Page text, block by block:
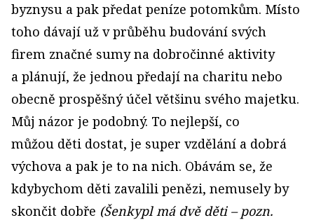
byznysu a pak předat peníze potomkům. Místo
toho dávají už v průběhu budování svých
firem značné sumy na dobročinné aktivity
a plánují, že jednou předají na charitu nebo
obecně prospěšný účel většinu svého majetku.
Můj názor je podobný. To nejlepší, co
můžou děti dostat, je super vzdělání a dobrá
výchova a pak je to na nich. Obávám se, že
kdybychom děti zavalili penězi, nemusely by
skončit dobře (Šenkypl má dvě děti – pozn.